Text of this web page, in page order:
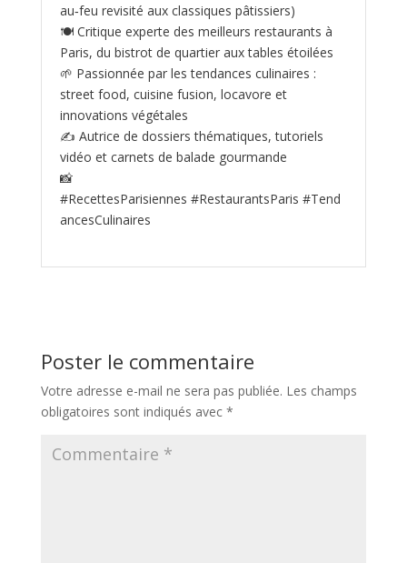
au‑feu revisité aux classiques pâtissiers)
🍽️ Critique experte des meilleurs restaurants à
Paris, du bistrot de quartier aux tables étoilées
🌱 Passionnée par les tendances culinaires :
street food, cuisine fusion, locavore et
innovations végétales
✍️ Autrice de dossiers thématiques, tutoriels
vidéo et carnets de balade gourmande
📸
#RecettesParisiennes #RestaurantsParis #Tend
ancesCulinaires
Poster le commentaire
Votre adresse e-mail ne sera pas publiée. Les champs
obligatoires sont indiqués avec *